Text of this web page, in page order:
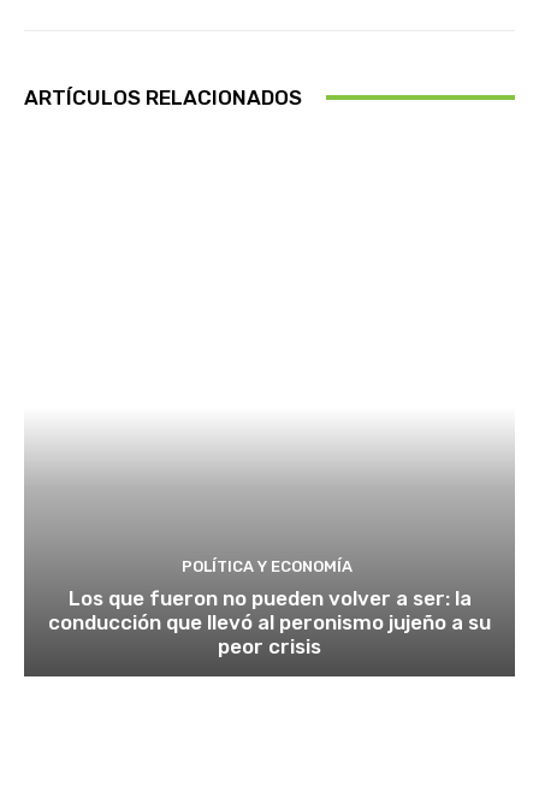
ARTÍCULOS RELACIONADOS
POLÍTICA Y ECONOMÍA
Los que fueron no pueden volver a ser: la
conducción que llevó al peronismo jujeño a su
peor crisis